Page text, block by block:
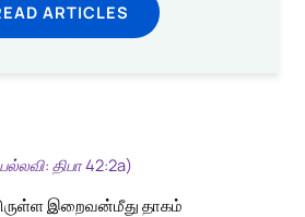
ARTICLES
திபா 42:2a)
இறைவன்மீது தாகம்